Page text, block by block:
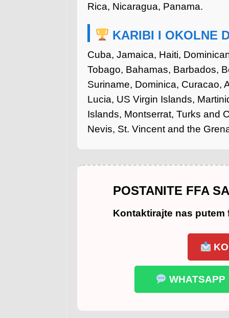
Rica, Nicaragua, Panama.
KARIBI I OKOLNE
Cuba, Jamaica, Haiti,
Tobago, Bahamas, Barbados,
Suriname, Dominica, Curacao,
Lucia, US Virgin Islands,
Islands, Montserrat, Turks and
Nevis, St. Vincent and the
POSTANITE FFA
Kontaktirajte nas
WHATSAPP